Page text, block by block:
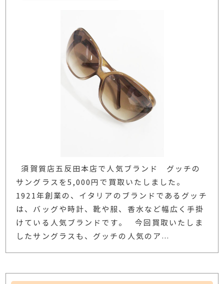
須賀質店五反田本店で人気ブランド グッチの
サングラスを5,000円で買取いたしました。
1921年創業の、イタリアのブランドであるグッチ
は、バッグや時計、靴や服、香水など幅広く手掛
けている人気ブランドです。 今回買取いたしま
したサングラスも、グッチの人気のア …